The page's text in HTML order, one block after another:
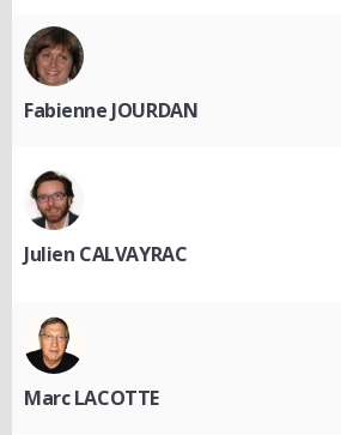
Fabienne JOURDAN
Julien CALVAYRAC
Marc LACOTTE